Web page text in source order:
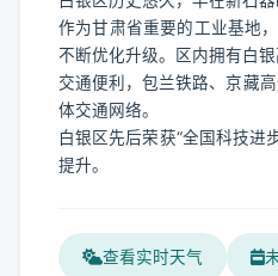
作为甘肃省重要的工业基地
不断优化升级。区内拥有白
交通便利，包兰铁路、京藏
体交通网络。
白银区先后荣获“全国科技进
提升。
查看实时天气